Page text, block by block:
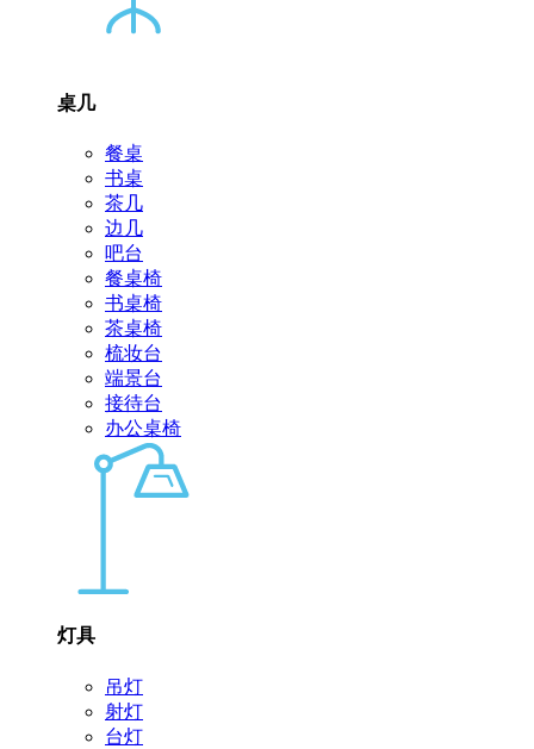
桌几
餐桌
书桌
茶几
边几
吧台
餐桌椅
书桌椅
茶桌椅
梳妆台
端景台
接待台
办公桌椅
灯具
吊灯
射灯
台灯